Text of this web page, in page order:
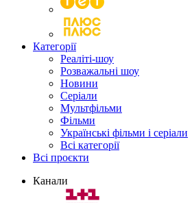
Категорії
Реаліті-шоу
Розважальні шоу
Новини
Серіали
Мультфільми
Фільми
Українські фільми і серіали
Всі категорії
Всі проєкти
Канали